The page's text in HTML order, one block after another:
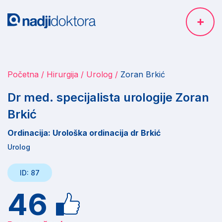
Početna Hirurgija Urolog Zoran Brkić
Dr med. specijalista urologije Zoran
Brkić
Ordinacija: Urološka ordinacija dr Brkić
Urolog
ID: 87
46